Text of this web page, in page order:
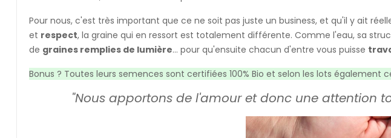
Pour nous, c'est très important que ce ne soit pas juste un business, et qu'il y ait
et respect, la graine qui en ressort est totalement différente. Comme l'eau, sa
de graines remplies de lumière... pour qu'ensuite chacun d'entre vous puisse
Bonus ? Toutes leurs semences sont certifiées 100% Bio et selon les lots
"Nous apportons de l'amour et donc une attention